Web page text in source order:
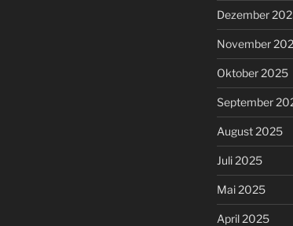
Dezember
November
Oktober 2025
September
August 2025
Juli 2025
Mai 2025
April 2025